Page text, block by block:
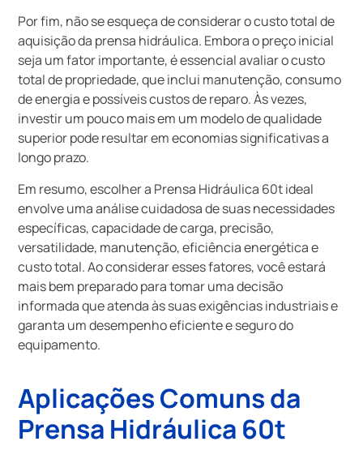
Por fim, não se esqueça de considerar o custo total de
aquisição da prensa hidráulica. Embora o preço inicial
seja um fator importante, é essencial avaliar o custo
total de propriedade, que inclui manutenção, consumo
de energia e possíveis custos de reparo. Às vezes,
investir um pouco mais em um modelo de qualidade
superior pode resultar em economias significativas a
longo prazo.
Em resumo, escolher a Prensa Hidráulica 60t ideal
envolve uma análise cuidadosa de suas necessidades
específicas, capacidade de carga, precisão,
versatilidade, manutenção, eficiência energética e
custo total. Ao considerar esses fatores, você estará
mais bem preparado para tomar uma decisão
informada que atenda às suas exigências industriais e
garanta um desempenho eficiente e seguro do
equipamento.
Aplicações Comuns da
Prensa Hidráulica 60t